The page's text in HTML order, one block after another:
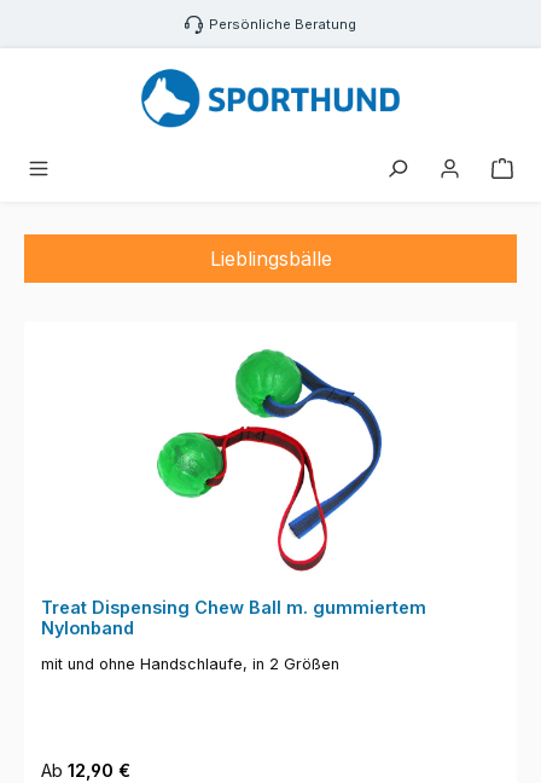
Zum Hauptinhalt springen Persönliche Beratung
Lieblingsbälle
Treat Dispensing Chew Ball m. gummiertem
Nylonband
mit und ohne Handschlaufe, in 2 Größen
Regulärer Preis:
Ab 12,90 €